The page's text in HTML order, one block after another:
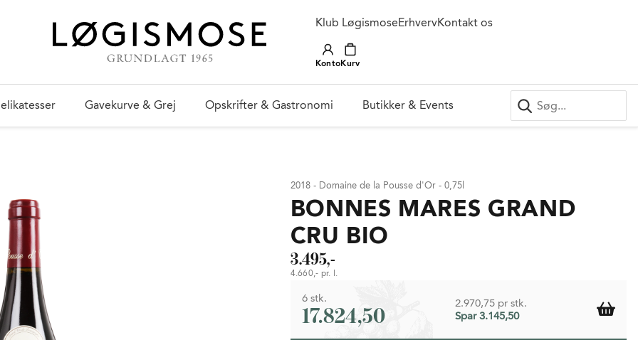
Klub LøgismoseErhvervKontakt os
KontoKurv
Gavekurve & Grej Opskrifter & Gastronomi Butikker & Events
2018 - Domaine de la Pousse d'Or - 0,75l
BONNES MARES GRAND
CRU BIO
3.495,-
4.660,- pr. l.
6 stk.
17.824,50
2.970,75 pr stk.
Spar 3.145,50